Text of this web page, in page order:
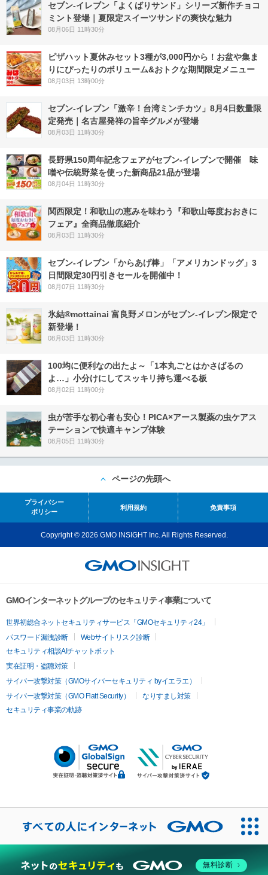
セブン‐イレブン「よくばりサンド」シリーズ新作チョコ
ミント登場｜夏限定スイーツサンドの爽快な魅力
08月06日 11時30分
ピザハット夏休みセット3種が3,000円から！お盆や集ま
りにぴったりのボリューム&おトクな期間限定メニュー
08月03日 13時00分
セブン-イレブン「激辛！台湾ミンチカツ」8月4日数量限
定発売｜名古屋発祥の旨辛グルメが登場
08月03日 11時30分
長野県150周年記念フェアがセブン-イレブンで開催 味
噌や伝統野菜を使った新商品21品が登場
08月04日 11時30分
関西限定！和歌山の恵みを味わう『和歌山毎度おおきに
フェア』全商品徹底紹介
08月03日 11時30分
セブン‐イレブン「からあげ棒」「アメリカンドッグ」3
日間限定30円引きセールを開催中！
08月07日 11時30分
氷結®mottainai 富良野メロンがセブン‐イレブン限定で
新登場！
08月03日 11時30分
100均に便利なの出たよ～「1本丸ごとはかさばるの
よ…」小分けにしてスッキリ持ち運べる板
08月02日 11時00分
虫が苦手な初心者も安心！PICA×アース製薬の虫ケアス
テーションで快適キャンプ体験
08月05日 11時30分
ページの先頭へ
プライバシー
ポリシー
利用規約 免責事項
Copyright © 2026 GMO INSIGHT Inc. All Rights Reserved.
GMOインターネットグループのセキュリティ事業について
世界初総合ネットセキュリティサービス「GMOセキュリティ24」
パスワード漏洩診断
Webサイトリスク診断
セキュリティ相談AIチャットボット
実在証明・盗聴対策
サイバー攻撃対策（GMOサイバーセキュリティ byイエラエ）
サイバー攻撃対策（GMO Flatt Security）
なりすまし対策
セキュリティ事業の軌跡
無料診断